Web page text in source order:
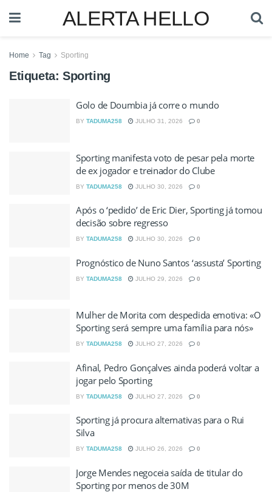
ALERTA HELLO
Home Tag Sporting
Etiqueta: Sporting
Golo de Doumbia já corre o mundo
BY TADUMA258 JULHO 31, 2026 0
Sporting manifesta voto de pesar pela morte
de ex jogador e treinador do Clube
BY TADUMA258 JULHO 30, 2026 0
Após o ‘pedido’ de Eric Dier, Sporting já tomou
decisão sobre regresso
BY TADUMA258 JULHO 30, 2026 0
Prognóstico de Nuno Santos ‘assusta’ Sporting
BY TADUMA258 JULHO 29, 2026 0
Mulher de Morita com despedida emotiva: «O
Sporting será sempre uma família para nós»
BY TADUMA258 JULHO 27, 2026 0
Afinal, Pedro Gonçalves ainda poderá voltar a
jogar pelo Sporting
BY TADUMA258 JULHO 27, 2026 0
Sporting já procura alternativas para o Rui
Silva
BY TADUMA258 JULHO 26, 2026 0
Jorge Mendes negoceia saída de titular do
Sporting por menos de 30M